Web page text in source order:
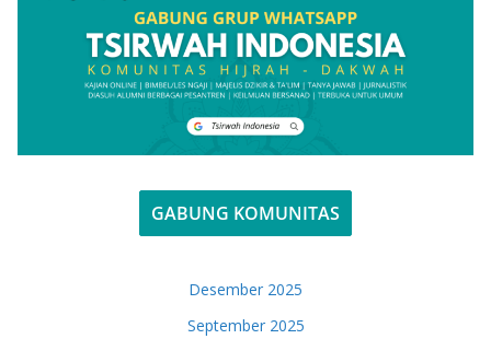
GABUNG KOMUNITAS
Desember 2025
September 2025